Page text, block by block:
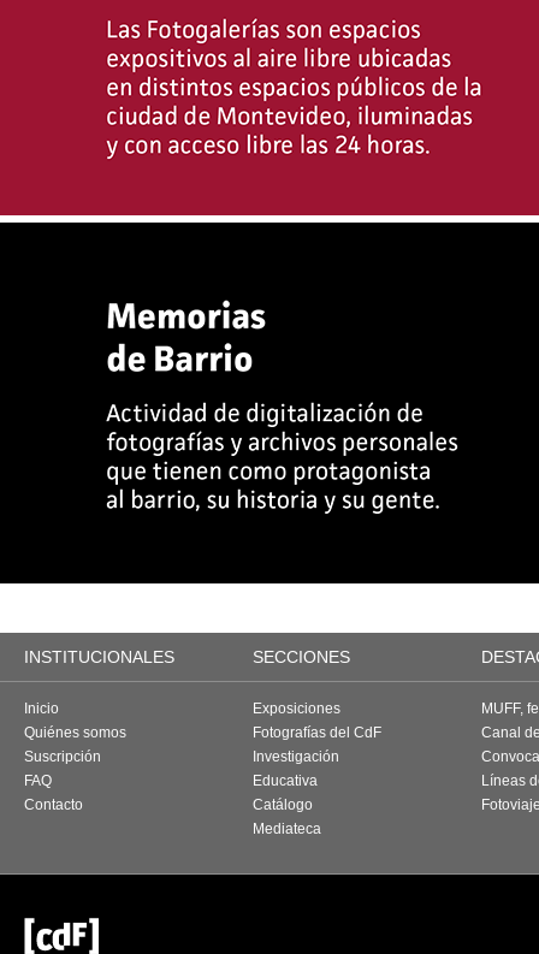
INSTITUCIONALES SECCIONES
Inicio
Quiénes somos
Suscripción
FAQ
Contacto
Exposiciones
Fotografías del CdF
Investigación
Educativa
Catálogo
Mediateca
MUFF,
Canal
Líneas